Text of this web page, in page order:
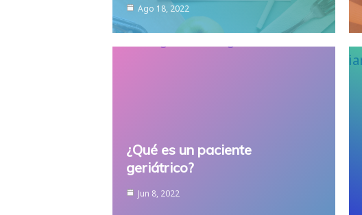
Ago 18, 2022
¿Qué es un paciente
geriátrico?
Jun 8, 2022